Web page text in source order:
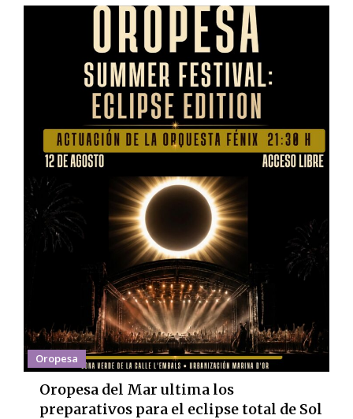
Oropesa
Oropesa del Mar ultima los
preparativos para el eclipse total de Sol